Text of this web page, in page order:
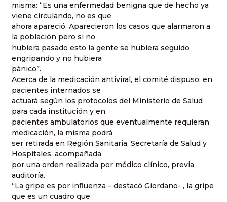
misma: “Es una enfermedad benigna que de hecho ya
viene circulando, no es que
ahora apareció. Aparecieron los casos que alarmaron a
la población pero si no
hubiera pasado esto la gente se hubiera seguido
engripando y no hubiera
pánico”.
Acerca de la medicación antiviral, el comité dispuso: en
pacientes internados se
actuará según los protocolos del Ministerio de Salud
para cada institución y en
pacientes ambulatorios que eventualmente requieran
medicación, la misma podrá
ser retirada en Región Sanitaria, Secretaría de Salud y
Hospitales, acompañada
por una orden realizada por médico clínico, previa
auditoría.
“La gripe es por influenza – destacó Giordano- , la gripe
que es un cuadro que